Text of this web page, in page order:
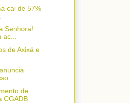
cai de 57%
Senhora!
ac...
de Axixá e
de
CGADB